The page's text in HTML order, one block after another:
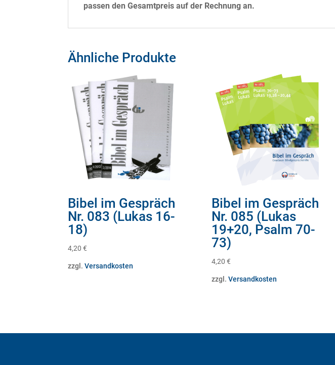
passen den Gesamtpreis auf der Rechnung an.
Ähnliche Produkte
Bibel im Gespräch
Nr. 083 (Lukas 16-
18)
4,20€
zzgl.Versandkosten
Bibel im Gespräch
Nr. 085 (Lukas
19+20, Psalm 70-
73)
4,20 €
zzgl. Versandkosten